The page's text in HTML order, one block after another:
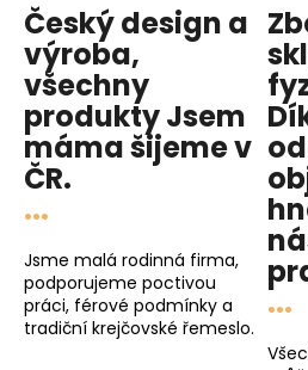
Český design a
výroba,
všechny
produktyJsem
mámašijeme v
ČR.
...
Jsme malá rodinná firma,
podporujeme poctivou
práci, férové podmínky a
tradiční krejčovské řemeslo.
...